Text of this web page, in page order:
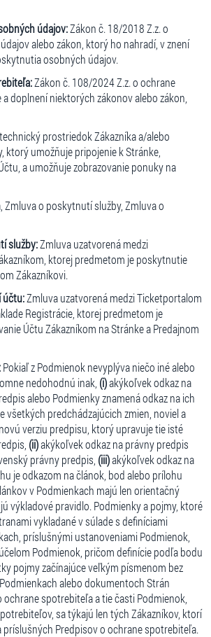
údajov:Zákon č. 18/2018 Z.z. o
alebo zákon, ktorý ho nahradí, v znení
osobných údajov.
Zákon č. 108/2024 Z.z. o ochrane
doplnení niektorých zákonov alebo zákon,
prostriedok Zákazníka a/alebo
ktorý umožňuje pripojenie k Stránke,
a umožňuje zobrazovanie ponuky na
Zmluva o poskytnutí služby, Zmluva o
služby:Zmluva uzatvorená medzi
ktorej predmetom je poskytnutie
Zákazníkovi.
účtu:Zmluva uzatvorená medzi Ticketportalom
Registrácie, ktorej predmetom je
Účtu Zákazníkom na Stránke a Predajnom
Pokiaľ z Podmienok nevyplýva niečo iné alebo
nedohodnú inak, (i)akýkoľvek odkaz na
alebo Podmienky znamená odkaz na ich
všetkých predchádzajúcich zmien, noviel a
verziu predpisu, ktorý upravuje tie isté
(ii)akýkoľvek odkaz na právny predpis
právny predpis, (iii)akýkoľvek odkaz na
je odkazom na článok, bod alebo prílohu
v Podmienkach majú len orientačný
výkladové pravidlo. Podmienky a pojmy, ktoré
vykladané v súlade s definíciami
príslušnými ustanoveniami Podmienok,
Podmienok, pričom definície podľa bodu
pojmy začínajúce veľkým písmenom bez
alebo dokumentoch Strán
ochrane spotrebiteľa a tie časti Podmienok,
sa týkajú len tých Zákazníkov, ktorí
Predpisov o ochrane spotrebiteľa.